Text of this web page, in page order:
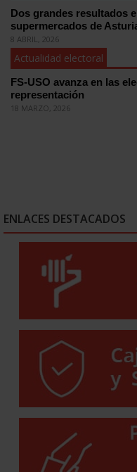
Dos grandes resultados
supermercados de
8 ABRIL, 2026
Actualidad electoral
FS-USO avanza en las
representación
18 MARZO, 2026
ENLACES DESTACADOS